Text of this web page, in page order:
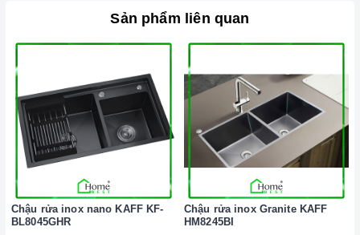
Sản phẩm liên quan
Chậu rửa inox nano KAFF KF-
BL8045GHR
Chậu rửa inox Granite KAFF
HM8245BI